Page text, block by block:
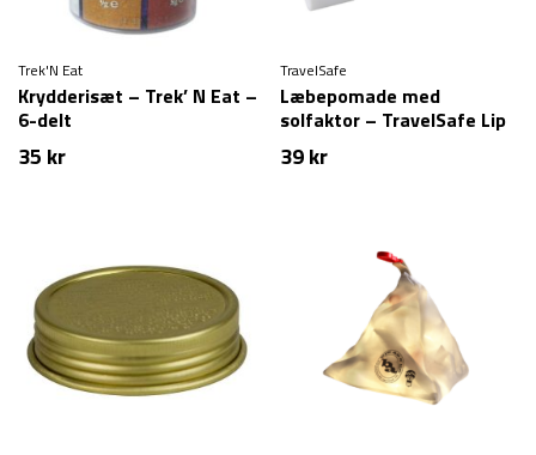
Trek'N Eat
Krydderisæt – Trek’ N Eat –
6-delt
35 kr
TravelSafe
Læbepomade med
solfaktor – TravelSafe Lip
Protect Factor 20
39kr